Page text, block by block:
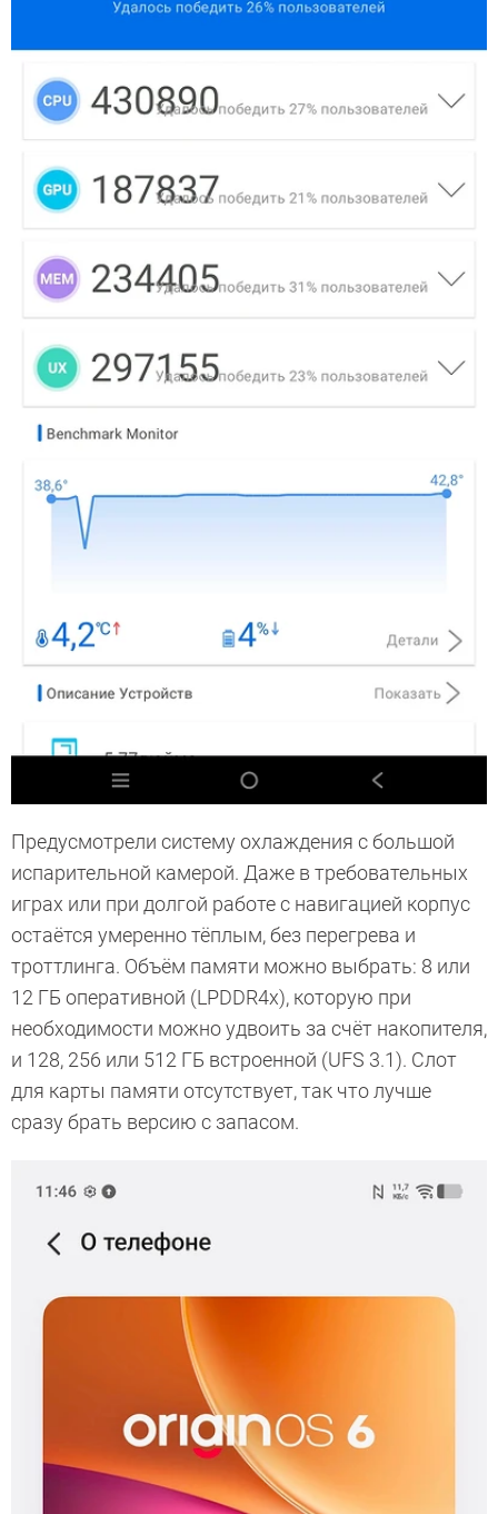
Предусмотрели систему охлаждения с большой
испарительной камерой. Даже в требовательных
играх или при долгой работе с навигацией корпус
остаётся умеренно тёплым, без перегрева и
троттлинга. Объём памяти можно выбрать: 8 или
12 ГБ оперативной (LPDDR4x), которую при
необходимости можно удвоить за счёт накопителя,
и 128, 256 или 512 ГБ встроенной (UFS 3.1). Слот
для карты памяти отсутствует, так что лучше
сразу брать версию с запасом.